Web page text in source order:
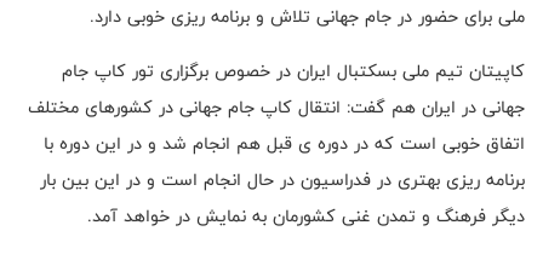
ملی برای حضور در جام جهانی تلاش و برنامه ریزی خوبی دارد.
کاپیتان تیم ملی بسکتبال ایران در خصوص برگزاری تور کاپ جام
جهانی در ایران هم گفت: انتقال کاپ جام جهانی در کشورهای مختلف
اتفاق خوبی است که در دوره ی قبل هم انجام شد و در این دوره با
برنامه ریزی بهتری در فدراسیون در حال انجام است و در این بین بار
دیگر فرهنگ و تمدن غنی کشورمان به نمایش در خواهد آمد.